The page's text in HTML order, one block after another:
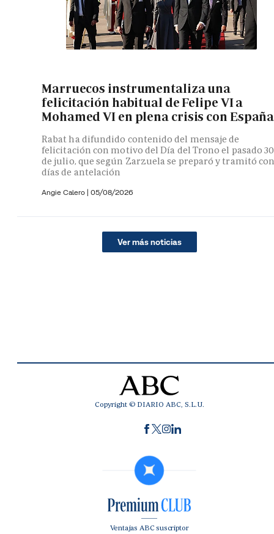
Marruecos instrumentaliza una
felicitación habitual de Felipe VI a
Mohamed VI en plena crisis con España
Rabat ha difundido contenido del mensaje de
felicitación con motivo del Día del Trono el pasado 30
de julio, que según Zarzuela se preparó y tramitó
días de antelación
Angie Calero | 05/08/2026
Ver más noticias
Copyright © DIARIO ABC, S.L.U.
Ventajas ABC suscriptor